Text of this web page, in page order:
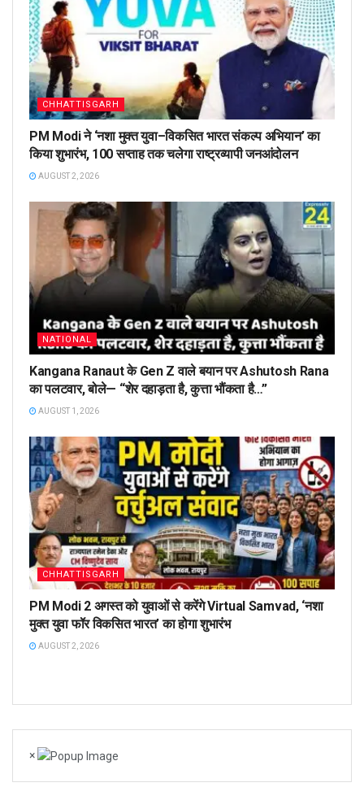
CHHATTISGARH
PM Modi ने ‘नशा मुक्त युवा–विकसित भारत संकल्प अभियान’ का
किया शुभारंभ, 100 सप्ताह तक चलेगा राष्ट्रव्यापी जनआंदोलन
AUGUST 2, 2026
NATIONAL
Kangana Ranaut के Gen Z वाले बयान पर Ashutosh Rana
का पलटवार, बोले— “शेर दहाड़ता है, कुत्ता भौंकता है…”
AUGUST 1, 2026
CHHATTISGARH
PM Modi 2 अगस्त को युवाओं से करेंगे Virtual Samvad, ‘नशा
मुक्त युवा फॉर विकसित भारत’ का होगा शुभारंभ
AUGUST 2, 2026
×